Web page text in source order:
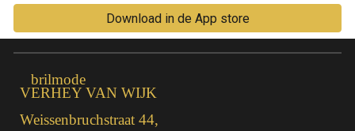
Download in de App store
brilmode
VERHEY VAN WIJK
Weissenbruchstraat 44,